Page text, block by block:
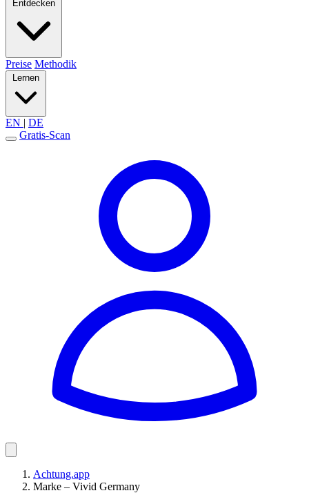
Entdecken
Preise Methodik
Lernen
EN | DE
Gratis-Scan
Achtung.app
Marke – Vivid Germany